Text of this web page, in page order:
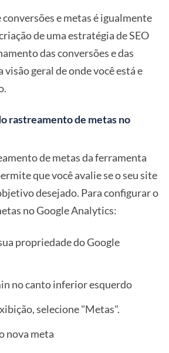
e metas é igualmente
de uma estratégia de SEO
das conversões e das
visão geral de onde você está e
rastreamento de metas no
de metas da ferramenta
que você avalie se o seu site
desejado. Para configurar o
no Google Analytics:
propriedade do Google
no canto inferior esquerdo
selecione "Metas".
nova meta